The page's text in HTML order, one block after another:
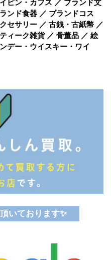
ピン・カフス ／ ブランド文
ンド食器 ／ ブランドコス
セサリー ／ 古銭・古紙幣 ／
ィーク雑貨 ／ 骨董品 ／ 絵
デー・ウイスキー・ワイ
いております✨